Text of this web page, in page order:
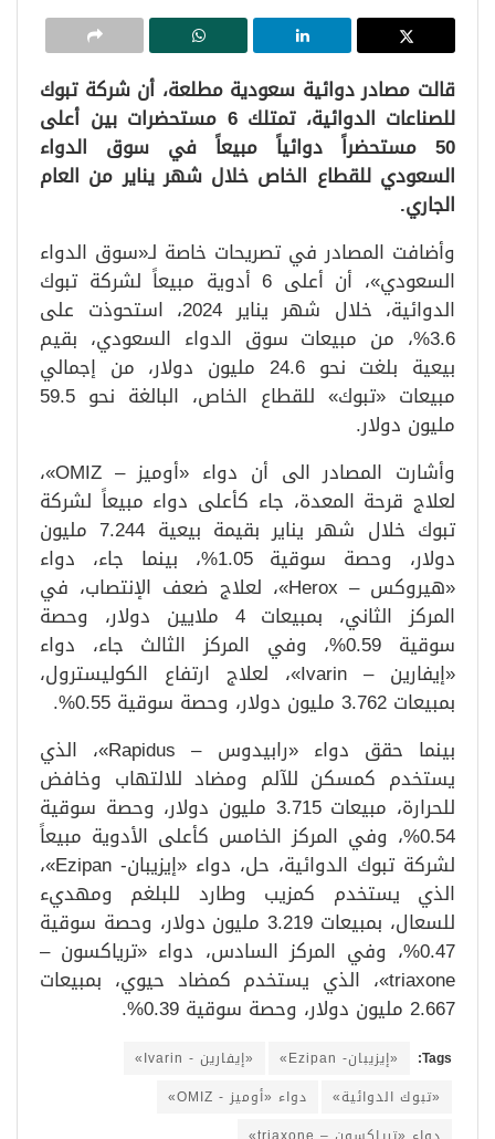
قالت مصادر دوائية سعودية مطلعة، أن شركة تبوك
للصناعات الدوائية، تمتلك 6 مستحضرات بين أعلى
50 مستحضراً دوائياً مبيعاً في سوق الدواء
السعودي للقطاع الخاص خلال شهر يناير من العام
الجاري.
وأضافت المصادر في تصريحات خاصة لـ«سوق الدواء
السعودي»، أن أعلى 6 أدوية مبيعاً لشركة تبوك
الدوائية، خلال شهر يناير 2024، استحوذت على
3.6%، من مبيعات سوق الدواء السعودي، بقيم
بيعية بلغت نحو 24.6 مليون دولار، من إجمالي
مبيعات «تبوك» للقطاع الخاص، البالغة نحو 59.5
مليون دولار.
وأشارت المصادر الى أن دواء «أوميز – OMIZ»،
لعلاج قرحة المعدة، جاء كأعلى دواء مبيعاً لشركة
تبوك خلال شهر يناير بقيمة بيعية 7.244 مليون
دولار، وحصة سوقية 1.05%، بينما جاء، دواء
«هيروكس – Herox»، لعلاج ضعف الإنتصاب، في
المركز الثاني، بمبيعات 4 ملايين دولار، وحصة
سوقية 0.59%، وفي المركز الثالث جاء، دواء
«إيفارين – Ivarin»، لعلاج ارتفاع الكوليسترول،
بمبيعات 3.762 مليون دولار، وحصة سوقية 0.55%.
بينما حقق دواء «رابيدوس – Rapidus»، الذي
يستخدم كمسكن للآلم ومضاد للالتهاب وخافض
للحرارة، مبيعات 3.715 مليون دولار، وحصة سوقية
0.54%، وفي المركز الخامس كأعلى الأدوية مبيعاً
لشركة تبوك الدوائية، حل، دواء «إيزيبان- Ezipan»،
الذي يستخدم كمزيب وطارد للبلغم ومهديء
للسعال، بمبيعات 3.219 مليون دولار، وحصة سوقية
0.47%، وفي المركز السادس، دواء «ترياكسون –
triaxone»، الذي يستخدم كمضاد حيوي، بمبيعات
2.667 مليون دولار، وحصة سوقية 0.39%.
Tags: «إيزيبان- Ezipan»
«إيفارين - Ivarin»
«تبوك الدوائية»
دواء «أوميز - OMIZ»